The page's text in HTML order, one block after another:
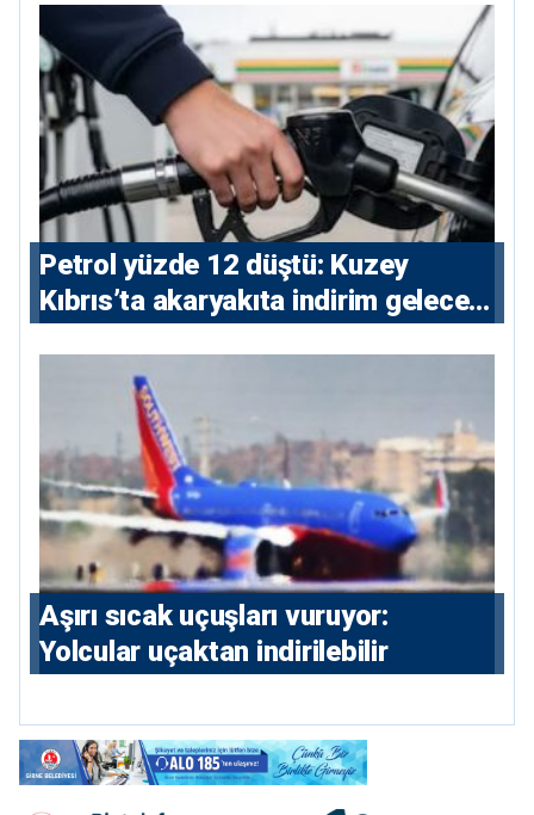
Petrol yüzde 12 düştü: Kuzey
Kıbrıs’ta akaryakıta indirim gelecek
Aşırı sıcak uçuşları vuruyor:
Yolcular uçaktan indirilebilir